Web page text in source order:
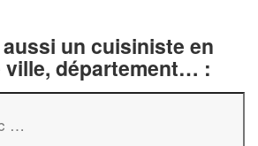
un cuisiniste en
département… :